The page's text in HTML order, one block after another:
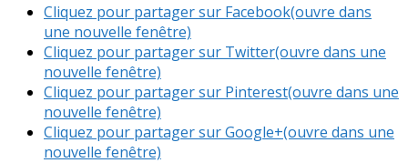
Cliquez pour partager sur Facebook(ouvre dans
une nouvelle fenêtre)
Cliquez pour partager sur Twitter(ouvre dans une
nouvelle fenêtre)
Cliquez pour partager sur Pinterest(ouvre dans une
nouvelle fenêtre)
Cliquez pour partager sur Google+(ouvre dans une
nouvelle fenêtre)